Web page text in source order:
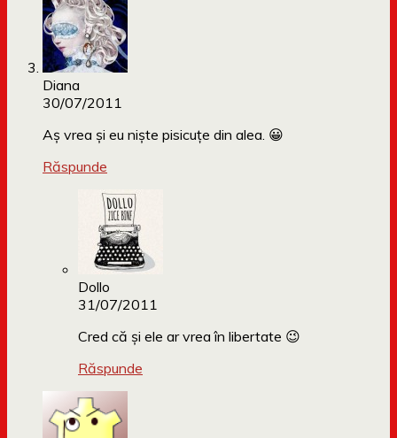
Diana
30/07/2011
Aș vrea și eu niște pisicuțe din alea. 😀
Răspunde
Dollo
31/07/2011
Cred că și ele ar vrea în libertate 😉
Răspunde